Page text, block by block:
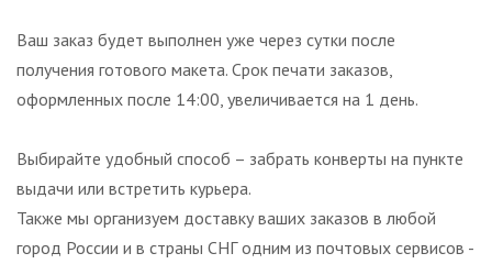
Ваш заказ будет выполнен уже через сутки после
получения готового макета. Срок печати заказов,
оформленных после 14:00, увеличивается на 1 день.
Выбирайте удобный способ – забрать конверты на пункте
выдачи или встретить курьера.
Также мы организуем доставку ваших заказов в любой
город России и в страны СНГ одним из почтовых сервисов -